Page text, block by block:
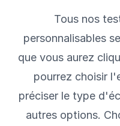
Tous nos
personnalisables
que vous aurez
pourrez choisir
préciser le type
autres options.